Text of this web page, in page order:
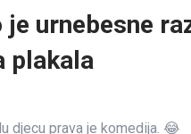
urnebesne
plakala
djecu prava je komedija. 😂